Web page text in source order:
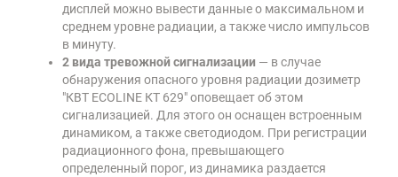
дисплей можно вывести данные о максимальном и
среднем уровне радиации, а также число импульсов
в минуту.
2 вида тревожной сигнализации — в случае
обнаружения опасного уровня радиации дозиметр
"КВТ ECOLINE КТ 629" оповещает об этом
сигнализацией. Для этого он оснащен встроенным
динамиком, а также светодиодом. При регистрации
радиационного фона, превышающего
определенный порог, из динамика раздается